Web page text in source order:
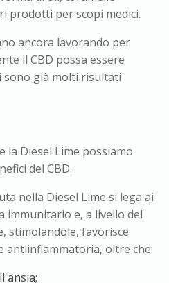
prodotti per scopi medici.
ancora lavorando per
il CBD possa essere
sono già molti risultati
la Diesel Lime possiamo
del CBD.
nella Diesel Lime si lega ai
immunitario e, a livello del
stimolandole, favorisce
antiinfiammatoria, oltre che: